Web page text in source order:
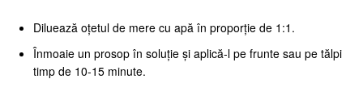
Diluează oțetul de mere cu apă în proporție de 1:1.
Înmoaie un prosop în soluție și aplică-l pe frunte sau pe tălpi
timp de 10-15 minute.